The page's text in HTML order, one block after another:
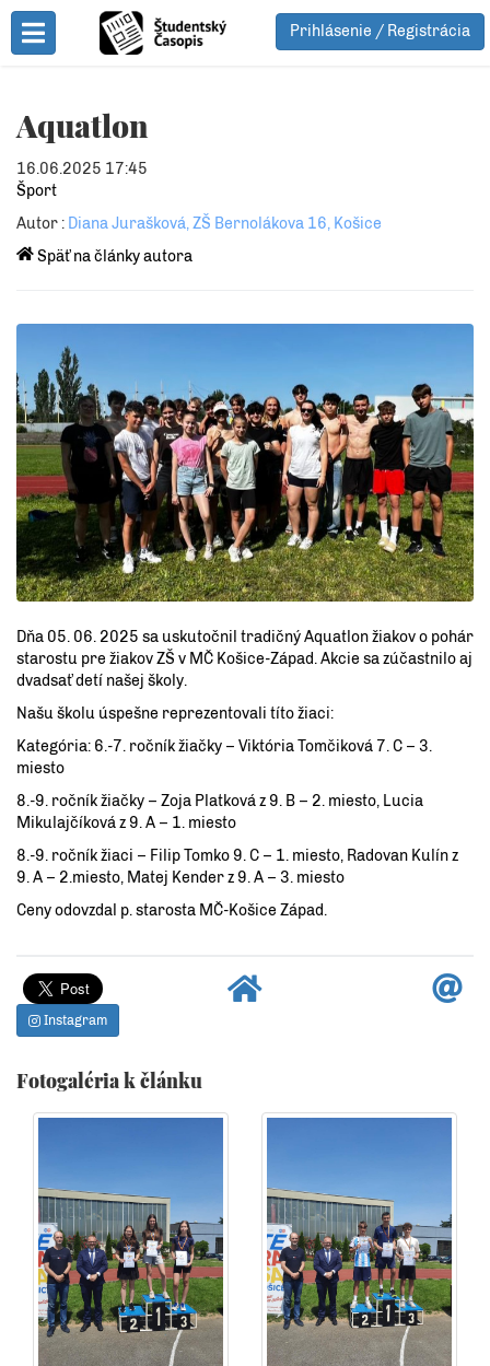
Toggle Menu
Prihlásenie / Registrácia
Aquatlon
16.06.2025 17:45
Šport
Autor : Diana Jurašková, ZŠ Bernolákova 16, Košice
Späť na články autora
Dňa 05. 06. 2025 sa uskutočnil tradičný Aquatlon žiakov o pohár
starostu pre žiakov ZŠ v MČ Košice-Západ. Akcie sa zúčastnilo aj
dvadsať detí našej školy.
Našu školu úspešne reprezentovali títo žiaci:
Kategória: 6.-7. ročník žiačky – Viktória Tomčiková 7. C – 3.
miesto
8.-9. ročník žiačky – Zoja Platková z 9. B – 2. miesto, Lucia
Mikulajčíková z 9. A – 1. miesto
8.-9. ročník žiaci – Filip Tomko 9. C – 1. miesto, Radovan Kulín z
9. A – 2.miesto, Matej Kender z 9. A – 3. miesto
Ceny odovzdal p. starosta MČ-Košice Západ.
Instagram
Fotogaléria k článku